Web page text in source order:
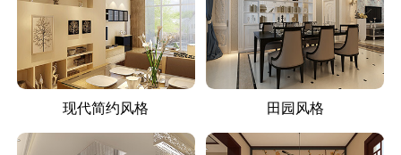
现代简约风格 田园风格